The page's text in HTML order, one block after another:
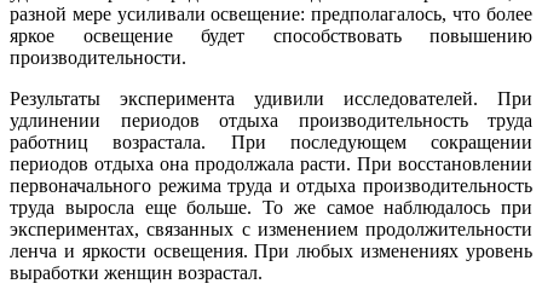
разной мере усиливали освещение: предполагалось, что более
яркое освещение будет способствовать повышению
производительности.
Результаты эксперимента удивили исследователей. При
удлинении периодов отдыха производительность труда
работниц возрастала. При последующем сокращении
периодов отдыха она продолжала расти. При восстановлении
первоначального режима труда и отдыха производительность
труда выросла еще больше. То же самое наблюдалось при
экспериментах, связанных с изменением продолжительности
ленча и яркости освещения. При любых изменениях уровень
выработки женщин возрастал.